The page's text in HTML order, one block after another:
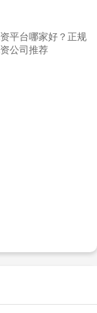
平台哪家好？正规
公司推荐